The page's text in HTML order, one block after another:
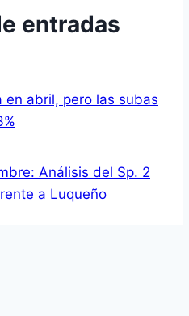
entradas
en abril, pero las subas
Análisis del Sp. 2
a Luqueño